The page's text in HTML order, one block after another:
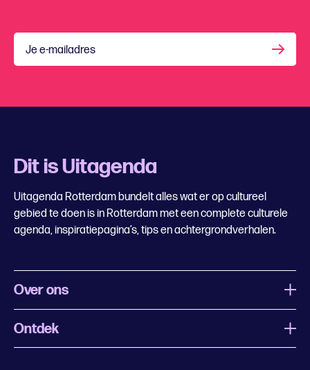
Je e-mailadres
Dit is Uitagenda
Uitagenda Rotterdam bundelt alles wat er op cultureel
gebied te doen is in Rotterdam met een complete culturele
agenda, inspiratiepagina’s, tips en achtergrondverhalen.
Over ons
Wat is Uitagenda Rotterdam
Ontdek